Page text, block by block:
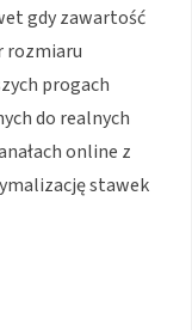
gdy zawartość
rozmiaru
progach
do realnych
online z
stawek